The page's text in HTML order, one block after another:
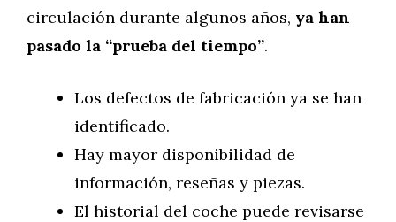
circulación durante algunos años, ya han
pasado la “prueba del tiempo”.
Los defectos de fabricación ya se han
identificado.
Hay mayor disponibilidad de
información, reseñas y piezas.
El historial del coche puede revisarse